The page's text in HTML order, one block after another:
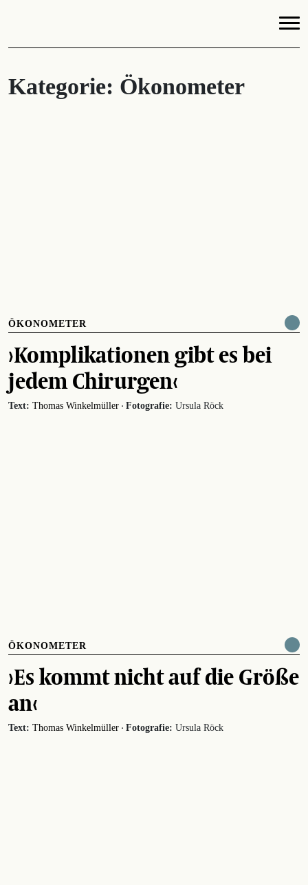
Kategorie: Ökonometer
ÖKONOMETER
›Komplikationen gibt es bei
jedem Chirurgen‹
Text: Thomas Winkelmüller · Fotografie: Ursula Röck
ÖKONOMETER
›Es kommt nicht auf die Größe
an‹
Text: Thomas Winkelmüller · Fotografie: Ursula Röck